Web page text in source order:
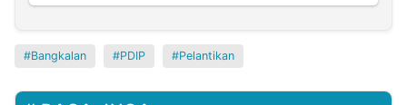
Bangkalan PDIP Pelantikan